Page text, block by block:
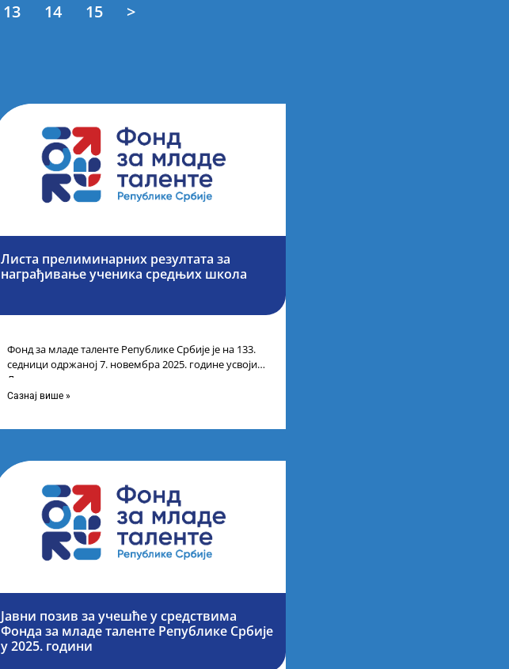
13 14 15 >
Листа прелиминарних резултата за
награђивање ученика средњих школа
Фонд за младе таленте Републике Србије је на 133.
седници одржаној 7. новембра 2025. године усвојио
Листу прелиминарних резултата по
Сазнај више »
Јавни позив за учешће у средствима
Фонда за младе таленте Републике Србије
у 2025. години